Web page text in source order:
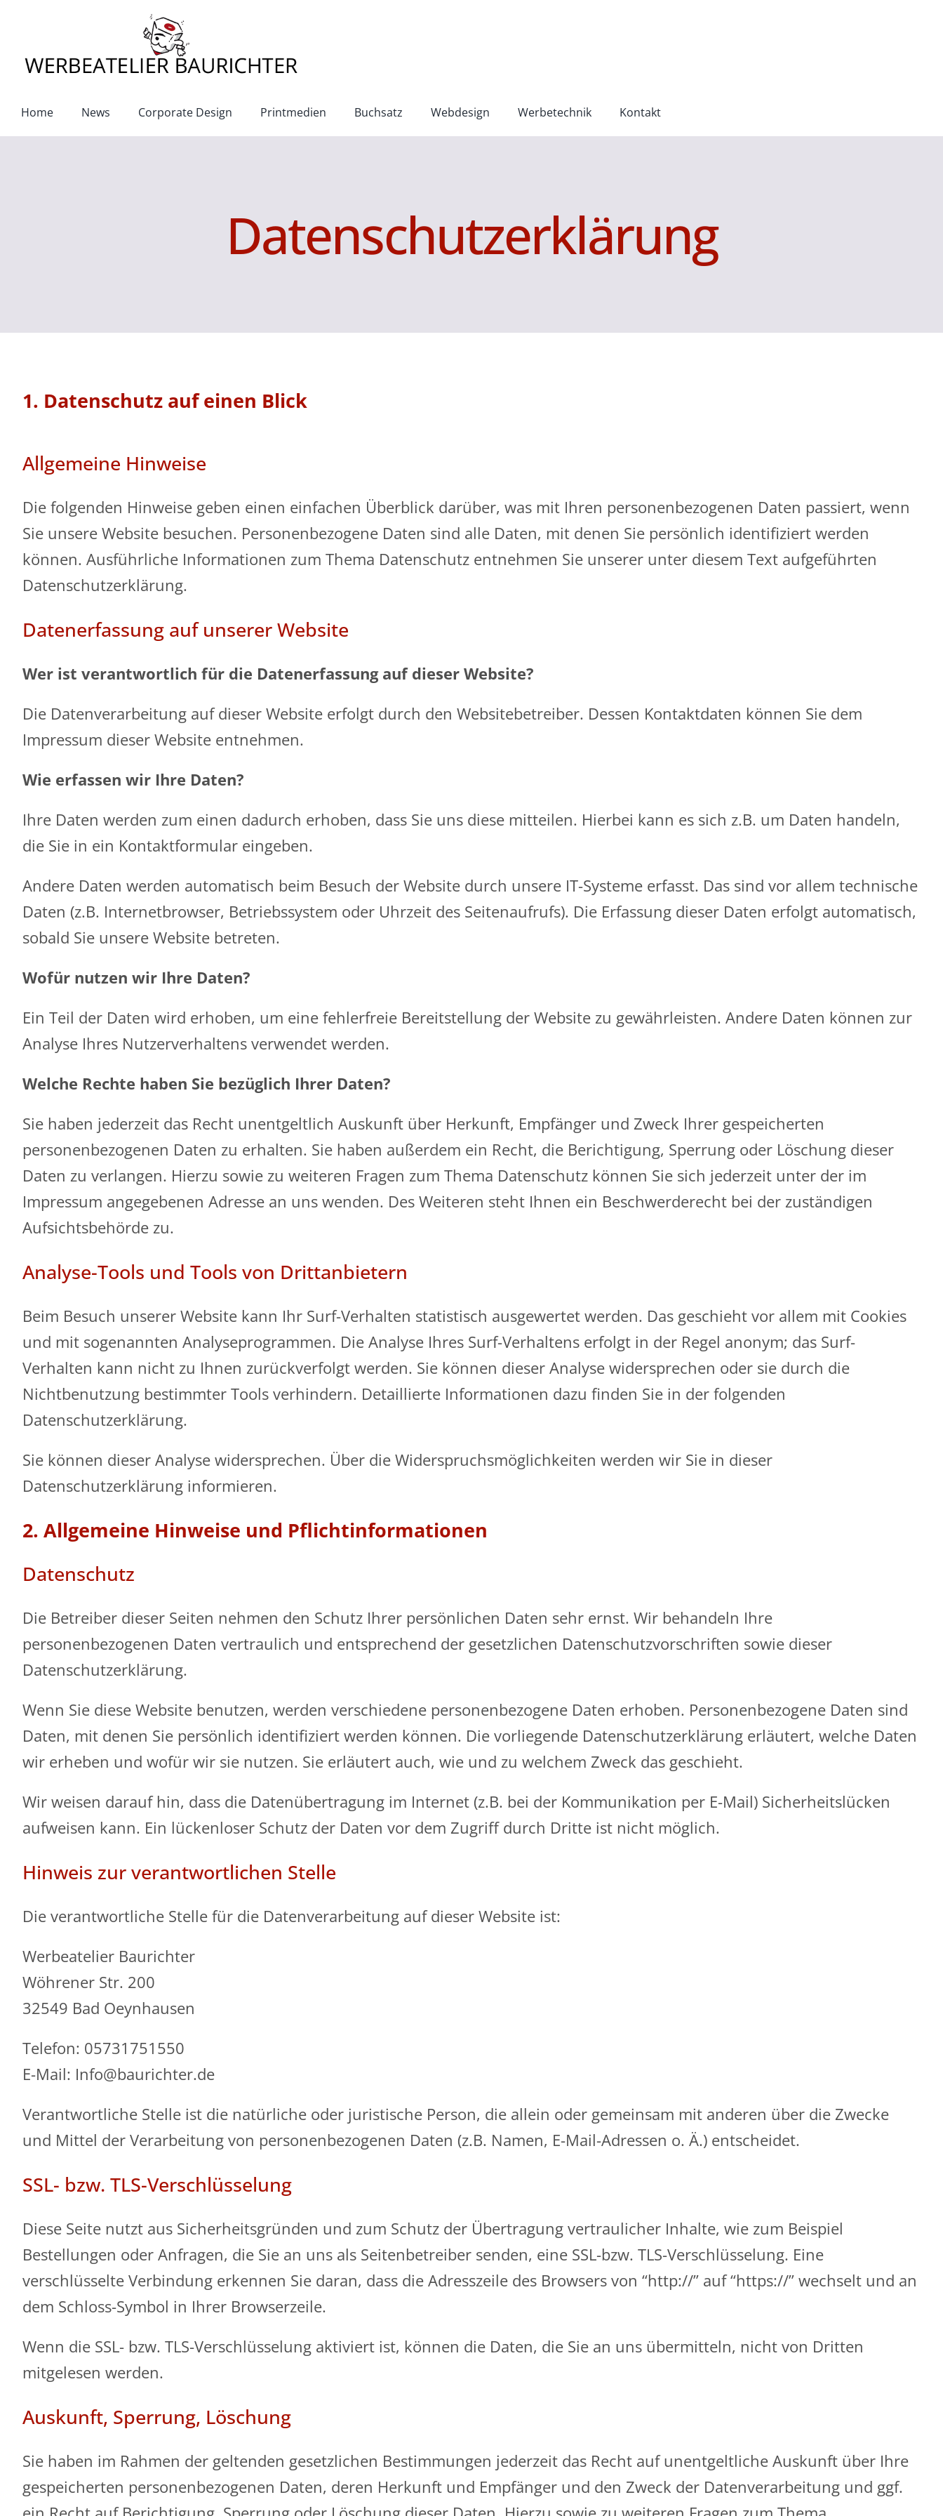
springen
Home News Corporate Design Printmedien Buchsatz Webdesign Werbetechnik Kontakt
Datenschutzerklärung
1. Datenschutz auf einen Blick
Allgemeine Hinweise
Die folgenden Hinweise geben einen einfachen Überblick darüber, was mit Ihren personenbezogenen Daten passiert, wenn
Sie unsere Website besuchen. Personenbezogene Daten sind alle Daten, mit denen Sie persönlich identifiziert werden
können. Ausführliche Informationen zum Thema Datenschutz entnehmen Sie unserer unter diesem Text aufgeführten
Datenschutzerklärung.
Datenerfassung auf unserer Website
Wer ist verantwortlich für die Datenerfassung auf dieser Website?
Die Datenverarbeitung auf dieser Website erfolgt durch den Websitebetreiber. Dessen Kontaktdaten können Sie dem
Impressum dieser Website entnehmen.
Wie erfassen wir Ihre Daten?
Ihre Daten werden zum einen dadurch erhoben, dass Sie uns diese mitteilen. Hierbei kann es sich z.B. um Daten handeln,
die Sie in ein Kontaktformular eingeben.
Andere Daten werden automatisch beim Besuch der Website durch unsere IT-Systeme erfasst. Das sind vor allem technische
Daten (z.B. Internetbrowser, Betriebssystem oder Uhrzeit des Seitenaufrufs). Die Erfassung dieser Daten erfolgt automatisch,
sobald Sie unsere Website betreten.
Wofür nutzen wir Ihre Daten?
Ein Teil der Daten wird erhoben, um eine fehlerfreie Bereitstellung der Website zu gewährleisten. Andere Daten können zur
Analyse Ihres Nutzerverhaltens verwendet werden.
Welche Rechte haben Sie bezüglich Ihrer Daten?
Sie haben jederzeit das Recht unentgeltlich Auskunft über Herkunft, Empfänger und Zweck Ihrer gespeicherten
personenbezogenen Daten zu erhalten. Sie haben außerdem ein Recht, die Berichtigung, Sperrung oder Löschung dieser
Daten zu verlangen. Hierzu sowie zu weiteren Fragen zum Thema Datenschutz können Sie sich jederzeit unter der im
Impressum angegebenen Adresse an uns wenden. Des Weiteren steht Ihnen ein Beschwerderecht bei der zuständigen
Aufsichtsbehörde zu.
Analyse-Tools und Tools von Drittanbietern
Beim Besuch unserer Website kann Ihr Surf-Verhalten statistisch ausgewertet werden. Das geschieht vor allem mit Cookies
und mit sogenannten Analyseprogrammen. Die Analyse Ihres Surf-Verhaltens erfolgt in der Regel anonym; das Surf-
Verhalten kann nicht zu Ihnen zurückverfolgt werden. Sie können dieser Analyse widersprechen oder sie durch die
Nichtbenutzung bestimmter Tools verhindern. Detaillierte Informationen dazu finden Sie in der folgenden
Datenschutzerklärung.
Sie können dieser Analyse widersprechen. Über die Widerspruchsmöglichkeiten werden wir Sie in dieser
Datenschutzerklärung informieren.
2. Allgemeine Hinweise und Pflichtinformationen
Datenschutz
Die Betreiber dieser Seiten nehmen den Schutz Ihrer persönlichen Daten sehr ernst. Wir behandeln Ihre
personenbezogenen Daten vertraulich und entsprechend der gesetzlichen Datenschutzvorschriften sowie dieser
Datenschutzerklärung.
Wenn Sie diese Website benutzen, werden verschiedene personenbezogene Daten erhoben. Personenbezogene Daten sind
Daten, mit denen Sie persönlich identifiziert werden können. Die vorliegende Datenschutzerklärung erläutert, welche Daten
wir erheben und wofür wir sie nutzen. Sie erläutert auch, wie und zu welchem Zweck das geschieht.
Wir weisen darauf hin, dass die Datenübertragung im Internet (z.B. bei der Kommunikation per E-Mail) Sicherheitslücken
aufweisen kann. Ein lückenloser Schutz der Daten vor dem Zugriff durch Dritte ist nicht möglich.
Hinweis zur verantwortlichen Stelle
Die verantwortliche Stelle für die Datenverarbeitung auf dieser Website ist:
Werbeatelier Baurichter
Wöhrener Str. 200
32549 Bad Oeynhausen
Telefon: 05731751550
E-Mail: Info@baurichter.de
Verantwortliche Stelle ist die natürliche oder juristische Person, die allein oder gemeinsam mit anderen über die Zwecke
und Mittel der Verarbeitung von personenbezogenen Daten (z.B. Namen, E-Mail-Adressen o. Ä.) entscheidet.
SSL- bzw. TLS-Verschlüsselung
Diese Seite nutzt aus Sicherheitsgründen und zum Schutz der Übertragung vertraulicher Inhalte, wie zum Beispiel
Bestellungen oder Anfragen, die Sie an uns als Seitenbetreiber senden, eine SSL-bzw. TLS-Verschlüsselung. Eine
verschlüsselte Verbindung erkennen Sie daran, dass die Adresszeile des Browsers von “http://” auf “https://” wechselt und an
dem Schloss-Symbol in Ihrer Browserzeile.
Wenn die SSL- bzw. TLS-Verschlüsselung aktiviert ist, können die Daten, die Sie an uns übermitteln, nicht von Dritten
mitgelesen werden.
Auskunft, Sperrung, Löschung
Sie haben im Rahmen der geltenden gesetzlichen Bestimmungen jederzeit das Recht auf unentgeltliche Auskunft über Ihre
gespeicherten personenbezogenen Daten, deren Herkunft und Empfänger und den Zweck der Datenverarbeitung und ggf.